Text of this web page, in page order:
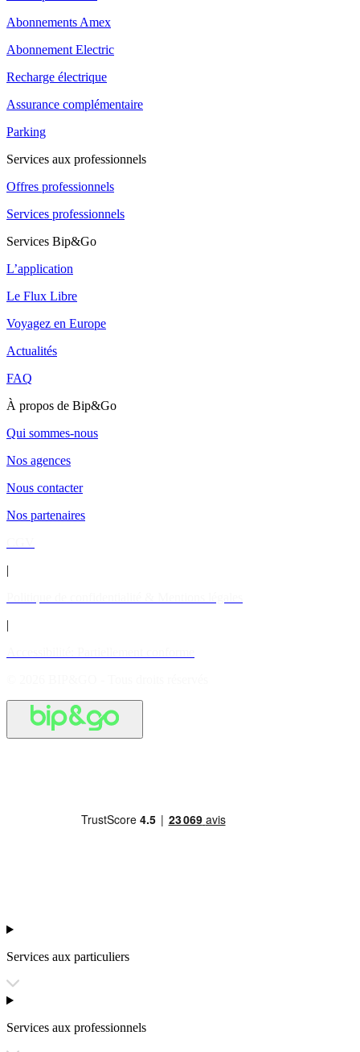
Abonnements Amex
Abonnement Electric
Recharge électrique
Assurance complémentaire
Parking
Services aux professionnels
Offres professionnels
Services professionnels
Services Bip&Go
L’application
Le Flux Libre
Voyagez en Europe
Actualités
FAQ
À propos de Bip&Go
Qui sommes-nous
Nos agences
Nous contacter
Nos partenaires
|
|
Services aux particuliers
Services aux professionnels